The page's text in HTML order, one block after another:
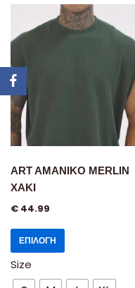
ART AMANIKO MERLIN
XAKI
€ 44.99
ΕΠΙΛΟΓΉ
Size